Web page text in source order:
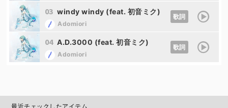
03 windy windy (feat. 初音ミク)
Adomiori
歌詞
04 A.D.3000 (feat. 初音ミク)
Adomiori
歌詞
最近チェックしたアイテム